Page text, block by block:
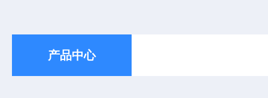
产品中心